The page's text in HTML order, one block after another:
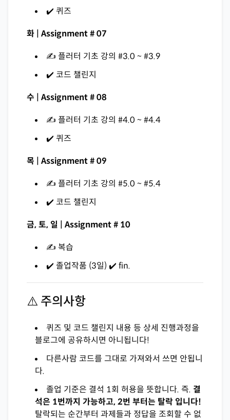
✔️ 퀴즈
화 | Assignment # 07
✍️ 플러터 기초 강의 #3.0 ~ #3.9
✔️ 코드 챌린지
수 | Assignment # 08
✍️ 플러터 기초 강의 #4.0 ~ #4.4
✔️ 퀴즈
목 | Assignment # 09
✍️ 플러터 기초 강의 #5.0 ~ #5.4
✔️ 코드 챌린지
금, 토, 일 | Assignment # 10
✍️ 복습
✔️ 졸업작품 (3일) ✔️ fin.
⚠️ 주의사항
퀴즈 및 코드 챌린지 내용 등 상세 진행과정을
블로그에 공유하시면 아니됩니다!
다른사람 코드를 그대로 가져와서 쓰면 안됩니
다.
졸업 기준은 결석 1회 허용을 뜻합니다. 즉. 결
석은 1번까지 가능하고, 2번 부터는 탈락 입니다!
탈락되는 순간부터 과제들과 정답을 조회할 수 없